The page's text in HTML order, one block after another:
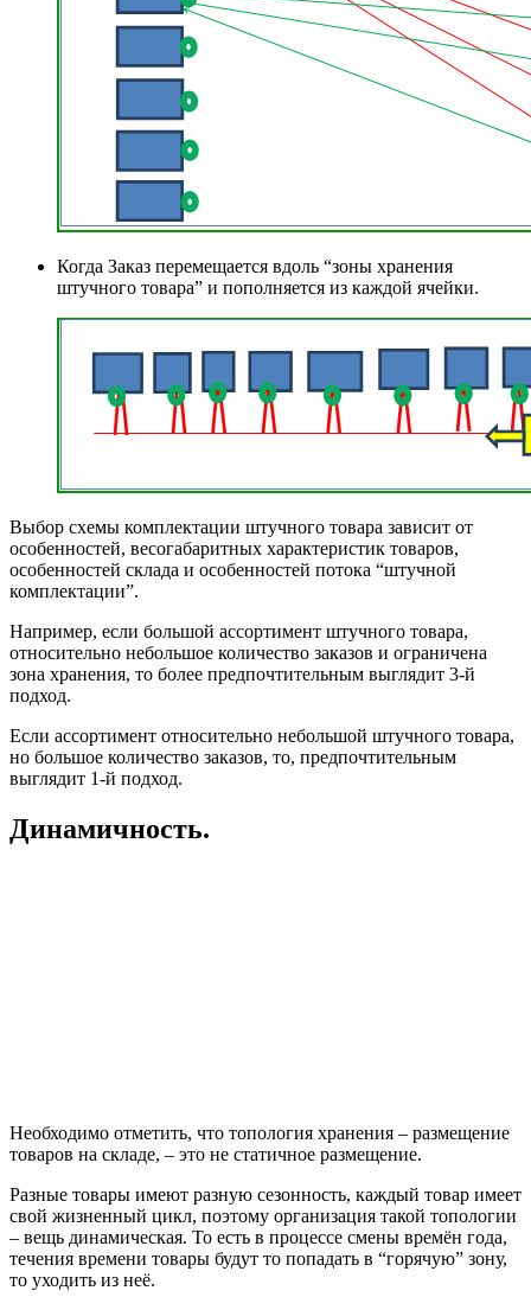
Когда Заказ перемещается вдоль “зоны хранения
штучного товара” и пополняется из каждой ячейки.
Выбор схемы комплектации штучного товара зависит от
особенностей, весогабаритных характеристик товаров,
особенностей склада и особенностей потока “штучной
комплектации”.
Например, если большой ассортимент штучного товара,
относительно небольшое количество заказов и ограничена
зона хранения, то более предпочтительным выглядит 3-й
подход.
Если ассортимент относительно небольшой штучного товара,
но большое количество заказов, то, предпочтительным
выглядит 1-й подход.
Динамичность.
Необходимо отметить, что топология хранения – размещение
товаров на складе, – это не статичное размещение.
Разные товары имеют разную сезонность, каждый товар имеет
свой жизненный цикл, поэтому организация такой топологии
– вещь динамическая. То есть в процессе смены времён года,
течения времени товары будут то попадать в “горячую” зону,
то уходить из неё.